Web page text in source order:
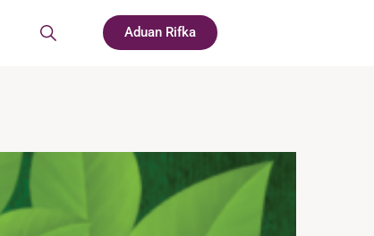
Aduan Rifka